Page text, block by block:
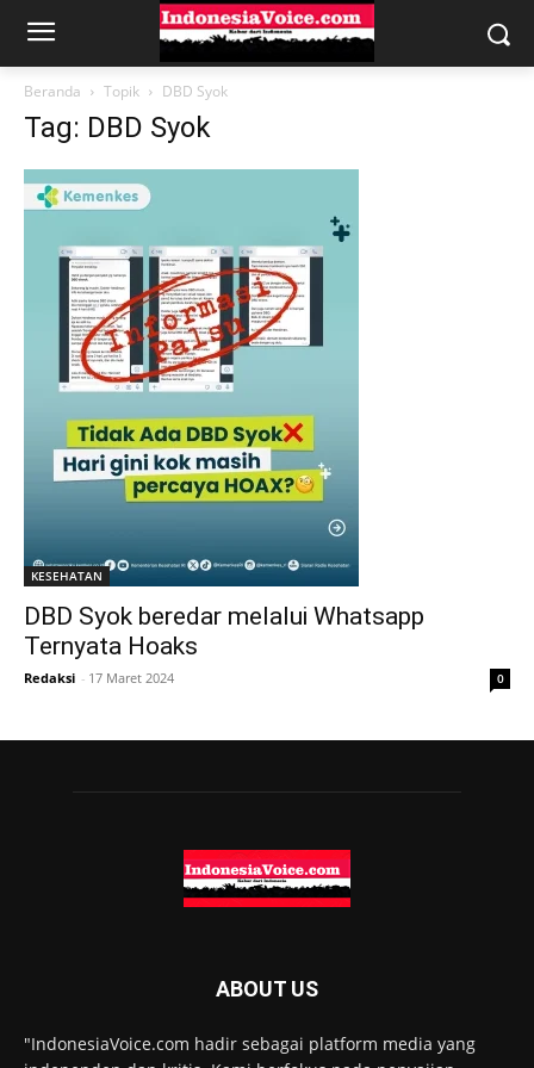
Beranda Topik DBD Syok
Tag: DBD Syok
KESEHATAN
DBD Syok beredar melalui Whatsapp
Ternyata Hoaks
Redaksi - 17 Maret 2024 0
ABOUT US
"IndonesiaVoice.com hadir sebagai platform media yang